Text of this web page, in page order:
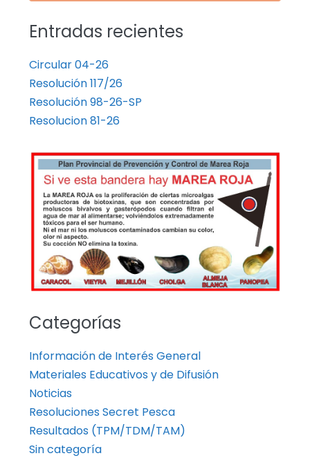
Entradas recientes
Circular 04-26
Resolución 117/26
Resolución 98-26-SP
Resolucion 81-26
Categorías
Información de Interés General
Materiales Educativos y de Difusión
Noticias
Resoluciones Secret Pesca
Resultados (TPM/TDM/TAM)
Sin categoría